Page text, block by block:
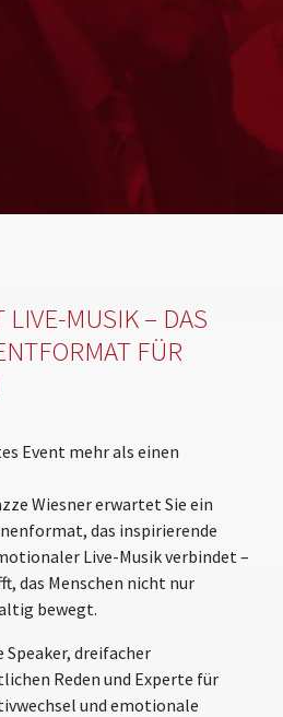
LIVE-MUSIK – DAS
FÜR
Event mehr als einen
Wiesner erwartet Sie ein
das inspirierende
Live-Musik verbindet –
das Menschen nicht nur
bewegt.
dreifacher
Reden und Experte für
und emotionale